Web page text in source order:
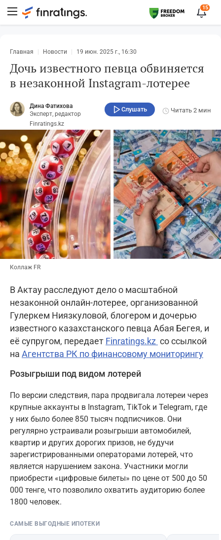
15
Главная Новости 19 июн. 2025 г., 16:30
Дочь известного певца обвиняется
в незаконной Instagram-лотерее
Дина Фатихова
Эксперт, редактор
Finratings.kz
Слушать Читать 2 мин
Коллаж FR
В Актау расследуют дело о масштабной
незаконной онлайн-лотерее, организованной
Гулеркем Ниязкуловой, блогером и дочерью
известного казахстанского певца Абая Бегея, и
её супругом, передает Finratings.kz со ссылкой
на Агентства РК по финансовому мониторингу
Розыгрыши под видом лотерей
По версии следствия, пара продвигала лотереи через
крупные аккаунты в Instagram, TikTok и Telegram, где
у них было более 850 тысяч подписчиков. Они
регулярно устраивали розыгрыши автомобилей,
квартир и других дорогих призов, не будучи
зарегистрированными операторами лотерей, что
является нарушением закона. Участники могли
приобрести «цифровые билеты» по цене от 500 до 50
000 тенге, что позволило охватить аудиторию более
1800 человек.
САМЫЕ ВЫГОДНЫЕ ИПОТЕКИ